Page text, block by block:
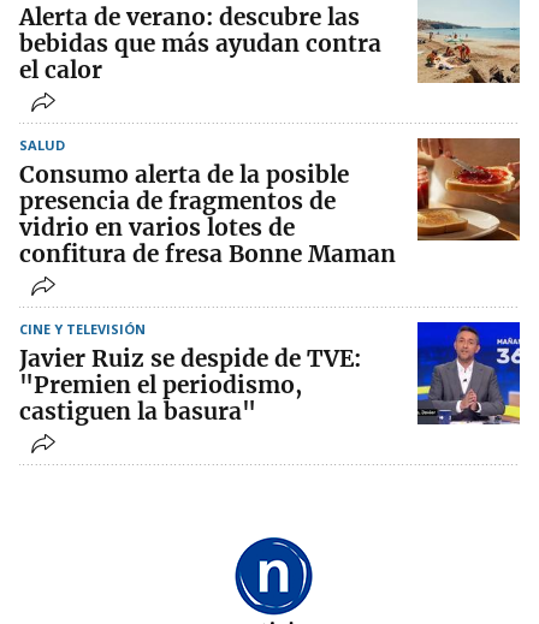
Alerta de verano: descubre las
bebidas que más ayudan contra
el calor
SALUD
Consumo alerta de la posible
presencia de fragmentos de
vidrio en varios lotes de
confitura de fresa Bonne Maman
CINE Y TELEVISIÓN
Javier Ruiz se despide de TVE:
"Premien el periodismo,
castiguen la basura"